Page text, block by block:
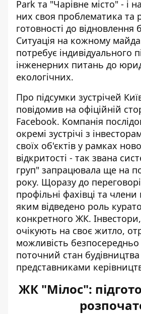
Park та "Чарівне місто" - і
них своя проблематика та
готовності до відновлення
Ситуація на кожному
потребує індивідуального
інженерних питань до
екологічних.
Про підсумки зустрічей
повідомив на офіційній
Facebook. Компанія
окремі зустрічі з
своїх об'єктів у рамках
відкритості - так звана
груп" запрацювала ще на
року. Щоразу до
профільні фахівці та члени
яким відведено роль
конкретного ЖК.
очікують на своє житло,
можливість
поточний стан будівництва
представниками
ЖК "Мілос":